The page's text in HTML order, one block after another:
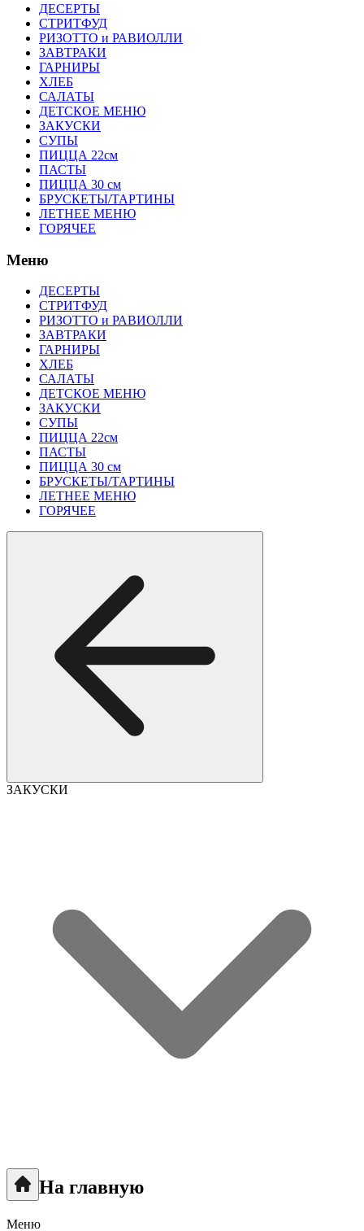
ДЕСЕРТЫ
СТРИТФУД
РИЗОТТО и РАВИОЛЛИ
ЗАВТРАКИ
ГАРНИРЫ
ХЛЕБ
САЛАТЫ
ДЕТСКОЕ МЕНЮ
ЗАКУСКИ
СУПЫ
ПИЦЦА 22см
ПАСТЫ
ПИЦЦА 30 см
БРУСКЕТЫ/ТАРТИНЫ
ЛЕТНЕЕ МЕНЮ
ГОРЯЧЕЕ
Меню
ДЕСЕРТЫ
СТРИТФУД
РИЗОТТО и РАВИОЛЛИ
ЗАВТРАКИ
ГАРНИРЫ
ХЛЕБ
САЛАТЫ
ДЕТСКОЕ МЕНЮ
ЗАКУСКИ
СУПЫ
ПИЦЦА 22см
ПАСТЫ
ПИЦЦА 30 см
БРУСКЕТЫ/ТАРТИНЫ
ЛЕТНЕЕ МЕНЮ
ГОРЯЧЕЕ
ЗАКУСКИ
На главную
Меню